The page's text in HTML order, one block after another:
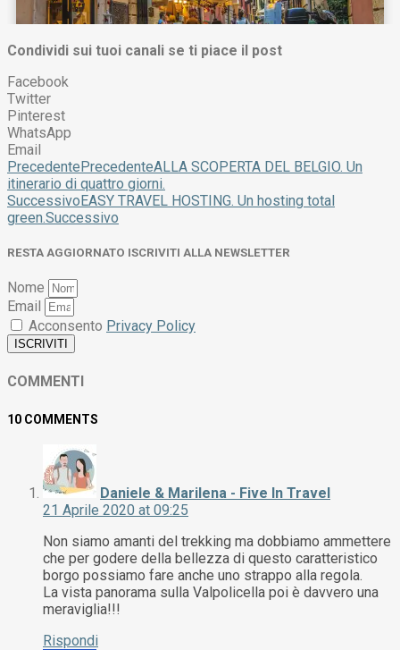
Condividi sui tuoi canali se ti piace il post
Facebook
Twitter
Pinterest
WhatsApp
Email
PrecedentePrecedenteALLA SCOPERTA DEL BELGIO. Un
itinerario di quattro giorni.
SuccessivoEASY TRAVEL HOSTING. Un hosting total
green.Successivo
RESTA AGGIORNATO ISCRIVITI ALLA NEWSLETTER
Nome
Email
Acconsento Privacy Policy
ISCRIVITI
COMMENTI
10 COMMENTS
Daniele & Marilena - Five In Travel
21 Aprile 2020 at 09:25
Non siamo amanti del trekking ma dobbiamo ammettere
che per godere della bellezza di questo caratteristico
borgo possiamo fare anche uno strappo alla regola.
La vista panorama sulla Valpolicella poi è davvero una
meraviglia!!!
Rispondi